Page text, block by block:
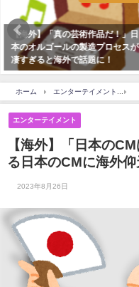
【海外】「真の芸術作品だ！」日
本のオルゴールの製造プロセスが
凄すぎると海外で話題に！
ホーム エンターテイメント
エンターテイメント
【海外】「日本の
る日本のCMに海外仰
2023年8月26日